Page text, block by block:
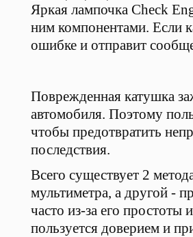
Яркая лампочка Check
ним компонентами. Если
ошибке и отправит
Поврежденная катушка
автомобиля. Поэтому
чтобы предотвратить
последствия.
Всего существует 2
мультиметра, а другой -
часто из-за его
пользуется доверием и